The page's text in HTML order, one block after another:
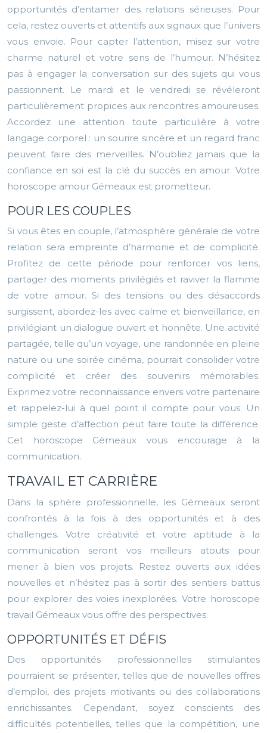
opportunités d’entamer des relations sérieuses. Pour
cela, restez ouverts et attentifs aux signaux que l’univers
vous envoie. Pour capter l’attention, misez sur votre
charme naturel et votre sens de l’humour. N’hésitez
pas à engager la conversation sur des sujets qui vous
passionnent. Le mardi et le vendredi se révéleront
particulièrement propices aux rencontres amoureuses.
Accordez une attention toute particulière à votre
langage corporel : un sourire sincère et un regard franc
peuvent faire des merveilles. N’oubliez jamais que la
confiance en soi est la clé du succès en amour. Votre
horoscope amour Gémeaux est prometteur.
POUR LES COUPLES
Si vous êtes en couple, l’atmosphère générale de votre
relation sera empreinte d’harmonie et de complicité.
Profitez de cette période pour renforcer vos liens,
partager des moments privilégiés et raviver la flamme
de votre amour. Si des tensions ou des désaccords
surgissent, abordez-les avec calme et bienveillance, en
privilégiant un dialogue ouvert et honnête. Une activité
partagée, telle qu’un voyage, une randonnée en pleine
nature ou une soirée cinéma, pourrait consolider votre
complicité et créer des souvenirs mémorables.
Exprimez votre reconnaissance envers votre partenaire
et rappelez-lui à quel point il compte pour vous. Un
simple geste d’affection peut faire toute la différence.
Cet horoscope Gémeaux vous encourage à la
communication.
TRAVAIL ET CARRIÈRE
Dans la sphère professionnelle, les Gémeaux seront
confrontés à la fois à des opportunités et à des
challenges. Votre créativité et votre aptitude à la
communication seront vos meilleurs atouts pour
mener à bien vos projets. Restez ouverts aux idées
nouvelles et n’hésitez pas à sortir des sentiers battus
pour explorer des voies inexplorées. Votre horoscope
travail Gémeaux vous offre des perspectives.
OPPORTUNITÉS ET DÉFIS
Des opportunités professionnelles stimulantes
pourraient se présenter, telles que de nouvelles offres
d’emploi, des projets motivants ou des collaborations
enrichissantes. Cependant, soyez conscients des
difficultés potentielles, telles que la compétition, une